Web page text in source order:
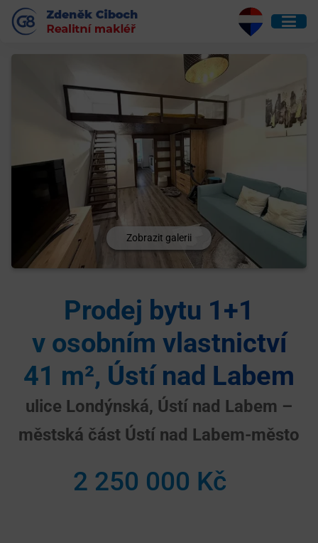
Zobrazit galerii
Prodej bytu 1+1
v osobním vlastnictví
41 m², Ústí nad Labem
ulice Londýnská, Ústí nad Labem –
městská část Ústí nad Labem-město
2 250 000 Kč